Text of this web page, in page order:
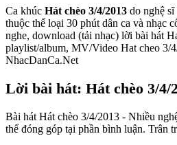
Ca khúc Hát chèo 3/4/2013 do nghệ sĩ
thuộc thể loại 30 phút dân ca và nhạc
nghe, download (tải nhạc) lời bài hát
playlist/album, MV/Video Hat cheo 3/
NhacDanCa.Net
Lời bài hát: Hát chèo 3/4/
Bài hát Hát chèo 3/4/2013 - Nhiều
thể đóng góp tại phần bình luận. Trân